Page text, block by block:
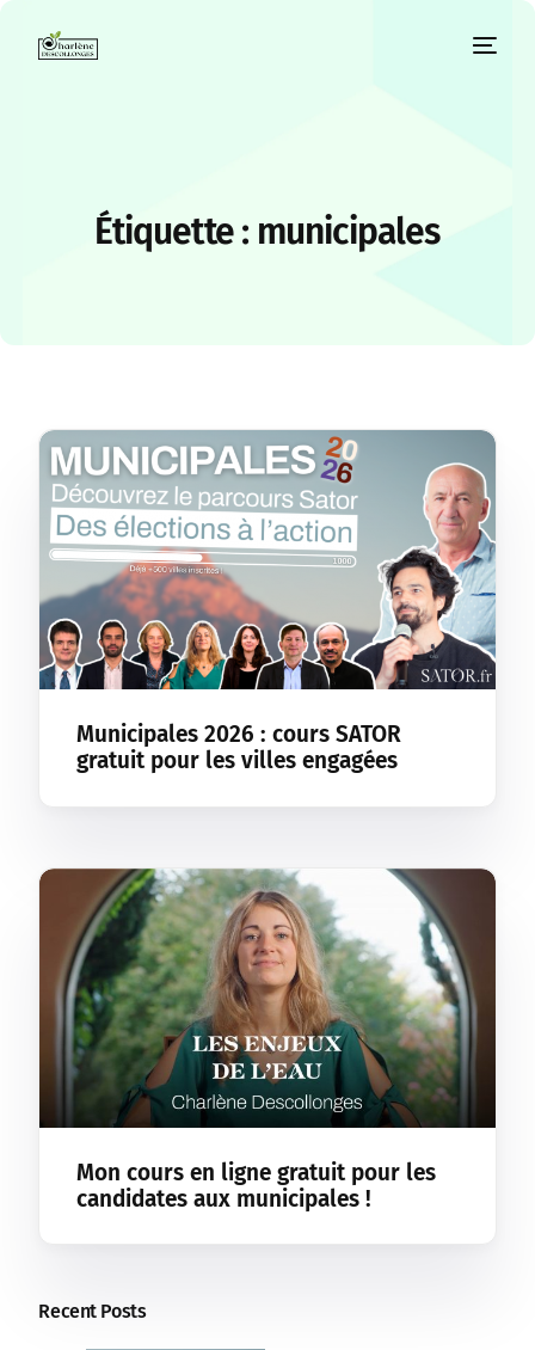
Étiquette : municipales
Municipales 2026 : cours SATOR
gratuit pour les villes engagées
Mon cours en ligne gratuit pour les
candidates aux municipales !
Recent Posts